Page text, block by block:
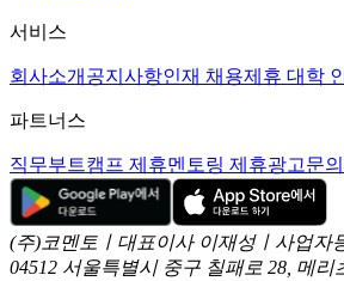
서비스
회사소개 공지사항인재 채용제휴 대학
파트너스
직무부트캠프 제휴멘토링 제휴광고문의
(주)코멘토ㅣ대표이사 이재성ㅣ사업자
04512 서울특별시 중구 칠패로 28, 메리